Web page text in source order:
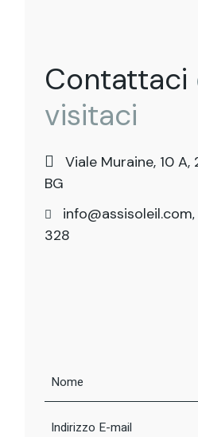
Contattaci
visitaci
Viale Muraine, 10
BG
info@assisoleil.com,
328